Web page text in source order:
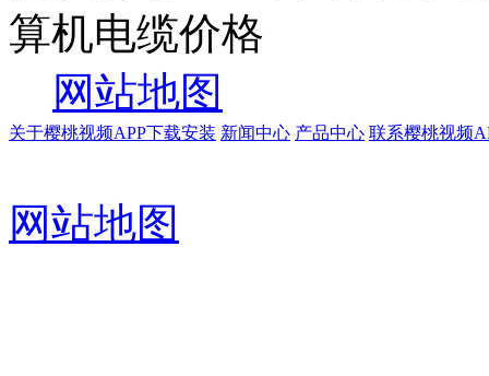
算机电缆价格
网站地图
关于樱桃视频APP下载安装 新闻中心 产品中心 联系樱桃视频
网站地图